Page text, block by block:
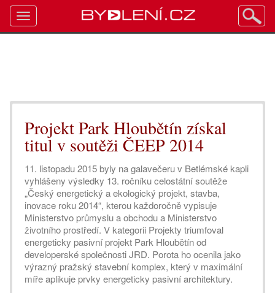
Projekt Park Hloubětín získal
titul v soutěži ČEEP 2014
11. listopadu 2015 byly na galavečeru v Betlémské kapli
vyhlášeny výsledky 13. ročníku celostátní soutěže
„Český energetický a ekologický projekt, stavba,
inovace roku 2014“, kterou každoročně vypisuje
Ministerstvo průmyslu a obchodu a Ministerstvo
životního prostředí. V kategorii Projekty triumfoval
energeticky pasivní projekt Park Hloubětín od
developerské společnosti JRD. Porota ho ocenila jako
výrazný pražský stavební komplex, který v maximální
míře aplikuje prvky energeticky pasivní architektury.
Toggle
navigation